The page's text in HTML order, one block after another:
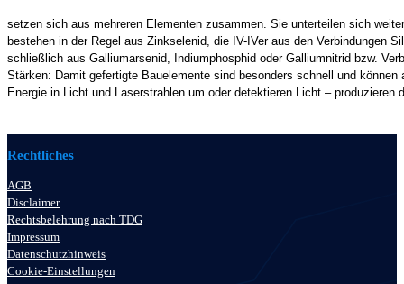
setzen sich aus mehreren Elementen zusammen. Sie unterteilen sich
bestehen in der Regel aus Zinkselenid, die IV-IVer aus den Verbindungen
schließlich aus Galliumarsenid, Indiumphosphid oder Galliumnitrid bzw.
Stärken: Damit gefertigte Bauelemente sind besonders schnell und
Energie in Licht und Laserstrahlen um oder detektieren Licht –
Rechtliches
AGB
Disclaimer
Rechtsbelehrung nach TDG
Impressum
Datenschutzhinweis
Cookie-Einstellungen